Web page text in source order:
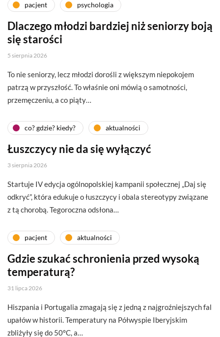
pacjent psychologia
Dlaczego młodzi bardziej niż seniorzy boją
się starości
5 sierpnia 2026
To nie seniorzy, lecz młodzi dorośli z większym niepokojem
patrzą w przyszłość. To właśnie oni mówią o samotności,
przemęczeniu, a co piąty…
co? gdzie? kiedy? aktualności
Łuszczycy nie da się wyłączyć
3 sierpnia 2026
Startuje IV edycja ogólnopolskiej kampanii społecznej „Daj się
odkryć”, która edukuje o łuszczycy i obala stereotypy związane
z tą chorobą. Tegoroczna odsłona…
pacjent aktualności
Gdzie szukać schronienia przed wysoką
temperaturą?
31 lipca 2026
Hiszpania i Portugalia zmagają się z jedną z najgroźniejszych fal
upałów w historii. Temperatury na Półwyspie Iberyjskim
zbliżyły się do 50°C, a…